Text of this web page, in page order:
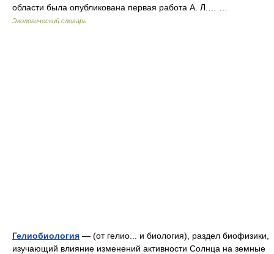
области была опубликована первая работа А. Л.… …
Экологический словарь
Гелиобиология — (от гелио... и биология), раздел биофизики,
изучающий влияние изменений активности Солнца на земные